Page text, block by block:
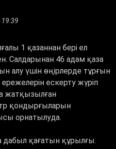
1 қазаннан бері ел
Салдарынан 46 адам қаза
алу үшін өңірлерде тұрғын
ережелерін ескерту жүріп
жатқызылған
қондырғыларын
орнатылуда.
дабыл қағатын құрылғы.